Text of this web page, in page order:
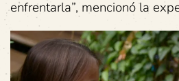
enfrentarla”, mencionó la